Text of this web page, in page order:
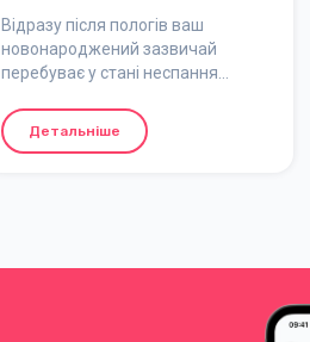
Відразу після пологів ваш
новонароджений зазвичай
перебуває у стані неспання
час зазвичай відбувається перше
годування – важлива та особлива
Детальніше